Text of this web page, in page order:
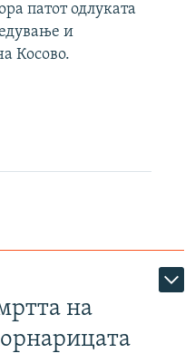
патот одлуката
и
Косово.
на